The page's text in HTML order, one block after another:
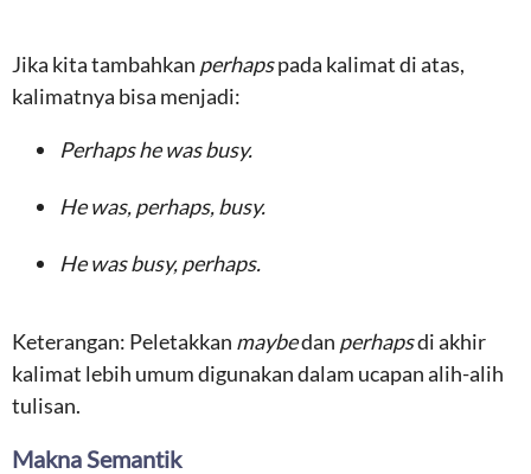
Jika kita tambahkan perhapspada kalimat di atas,
kalimatnya bisa menjadi:
Perhaps he was busy.
He was, perhaps, busy.
He was busy, perhaps.
Keterangan: Peletakkan maybedan perhapsdi akhir
kalimat lebih umum digunakan dalam ucapan alih-alih
tulisan.
Makna Semantik